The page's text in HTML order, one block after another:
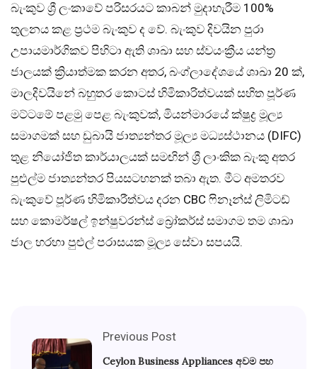
බැංකුව ශ්‍රී ලංකාවේ පරිසරයට කාබන් මුදාහැරීම 100%
තුලනය කළ ප්‍රථම බැංකුව ද වේ. බැංකුව දිවයින පුරා
උපායමාර්ගිකව පිහිටා ඇති ශාඛා සහ ස්වයංක්‍රීය යන්ත්‍ර
ජාලයක් ක්‍රියාත්මක කරන අතර, බංග්ලාදේශයේ ශාඛා 20 ක්,
මාලදිවයිනේ බහුතර කොටස් හිමිකාරිත්වයක් සහිත පූර්ණ
මට්ටමේ පළමු පෙළ බැංකුවක්, මියන්මාරයේ ක්ෂුද්‍ර මූල්‍ය
සමාගමක් සහ ඩුබායි ජාත්‍යන්තර මූල්‍ය මධ්‍යස්ථානය (DIFC)
තුළ නියෝජිත කාර්යාලයක් සමඟින් ශ්‍රී ලාංකික බැංකු අතර
පුළුල්ම ජාත්‍යන්තර පියසටහනක් තබා ඇත. මීට අමතරව
බැංකුවේ පූර්ණ හිමිකාරීත්වය දරන CBC ෆිනෑන්ස් ලිමිටඩ්
සහ කොමර්ෂල් ඉන්ෂුවරන්ස් බ්‍රෝකර්ස් සමාගම තම ශාඛා
ජාල හරහා පුළුල් පරාසයක මූල්‍ය සේවා සපයයි.
Previous Post
Ceylon Business Appliances අවම පහ